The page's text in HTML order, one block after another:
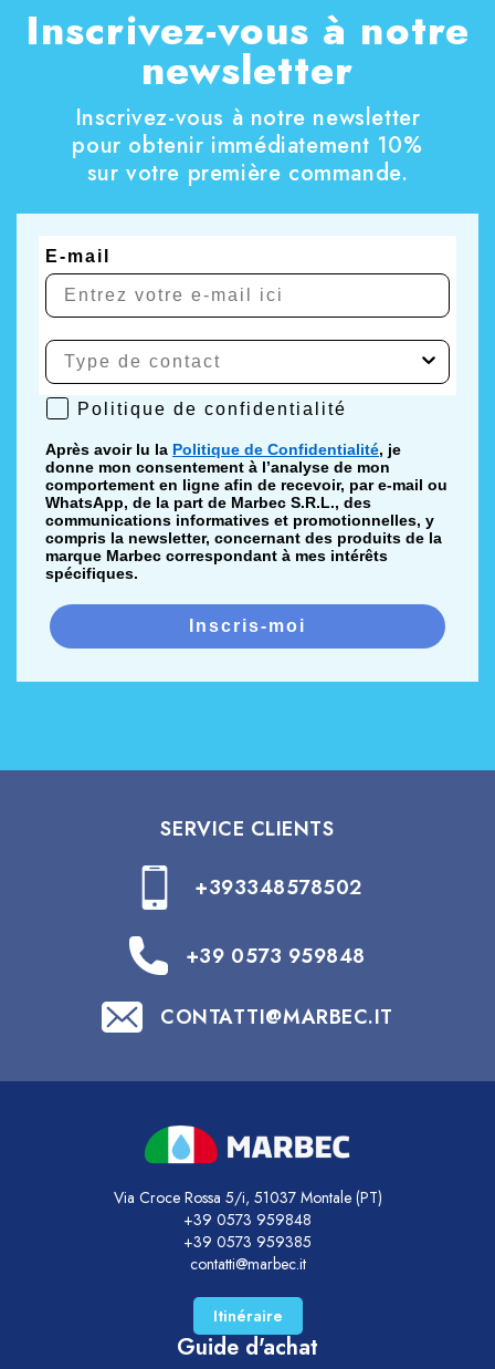
Inscrivez-vous à notre
newsletter
Inscrivez-vous à notre newsletter
pour obtenir immédiatement 10%
sur votre première commande.
E-mail
Politique de confidentialité
Politique de confidentialité
Après avoir lu la Politique de Confidentialité, je
donne mon consentement à l’analyse de mon
comportement en ligne afin de recevoir, par e-mail ou
WhatsApp, de la part de Marbec S.R.L., des
communications informatives et promotionnelles, y
compris la newsletter, concernant des produits de la
marque Marbec correspondant à mes intérêts
spécifiques.
Inscris-moi
SERVICE CLIENTS
+393348578502
+39 0573 959848
CONTATTI@MARBEC.IT
Via Croce Rossa 5/i, 51037 Montale (PT)
+39 0573 959848
+39 0573 959385
contatti@marbec.it
Itinéraire
Guide d'achat